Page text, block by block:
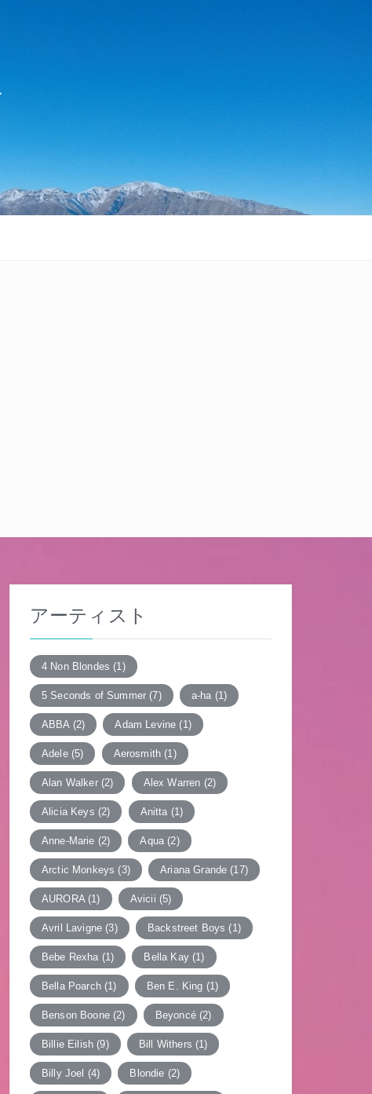
アーティスト
4 Non Blondes (1)
5 Seconds of Summer (7) a-ha (1)
ABBA(2) Adam Levine (1)
Adele(5) Aerosmith (1)
Alan Walker(2) Alex Warren (2)
Alicia Keys (2) Anitta (1)
Anne-Marie (2) Aqua (2)
Arctic Monkeys (3) Ariana Grande (17)
AURORA(1) Avicii (5)
Avril Lavigne (3) Backstreet Boys (1)
Bebe Rexha (1) Bella Kay(1)
Bella Poarch(1) Ben E. King (1)
Benson Boone(2) Beyoncé(2)
Billie Eilish (9) Bill Withers (1)
Billy Joel (4) Blondie (2)